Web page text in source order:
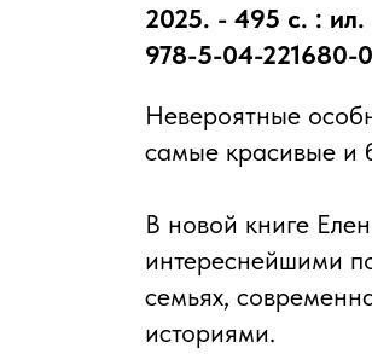
2025. - 495 с. :
978-5-04-221680-
Невероятные
самые красивые и
В новой книге
интереснейшими
семьях,
историями.